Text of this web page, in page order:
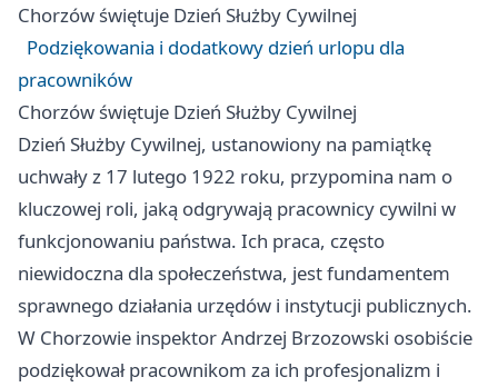
Chorzów świętuje Dzień Służby Cywilnej
Podziękowania i dodatkowy dzień urlopu dla
pracowników
Chorzów świętuje Dzień Służby Cywilnej
Dzień Służby Cywilnej, ustanowiony na pamiątkę
uchwały z 17 lutego 1922 roku, przypomina nam o
kluczowej roli, jaką odgrywają pracownicy cywilni w
funkcjonowaniu państwa. Ich praca, często
niewidoczna dla społeczeństwa, jest fundamentem
sprawnego działania urzędów i instytucji publicznych.
W Chorzowie inspektor Andrzej Brzozowski osobiście
podziękował pracownikom za ich profesjonalizm i